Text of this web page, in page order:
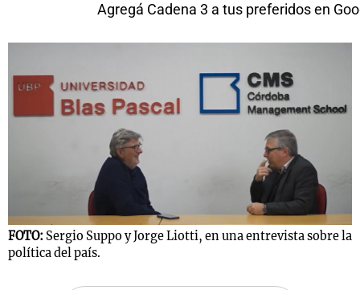
Agregá Cadena 3 a tus preferidos en
FOTO: Sergio Suppo y Jorge Liotti, en una entrevista sobre la
política del país.